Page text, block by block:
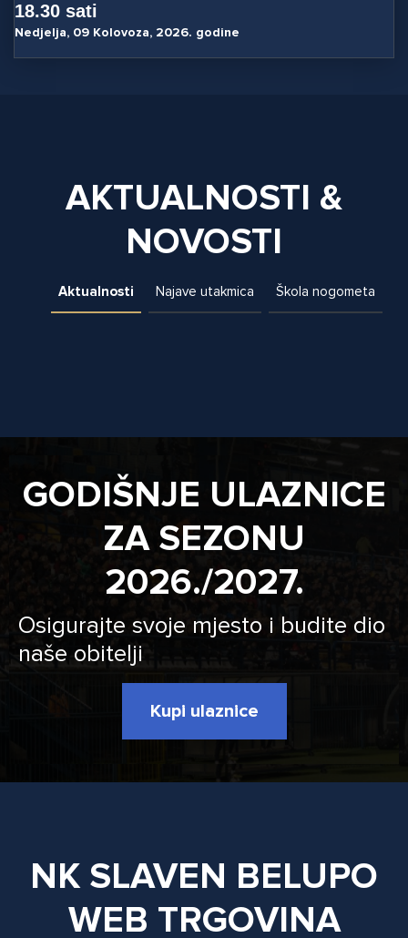
18.30 sati
Nedjelja, 09 Kolovoza, 2026. godine
AKTUALNOSTI &
NOVOSTI
Aktualnosti Najave utakmica Škola nogometa
GODIŠNJE ULAZNICE
ZA SEZONU
2026./2027.
Osigurajte svoje mjesto i budite dio
naše obitelji
Kupi ulaznice
NK SLAVEN BELUPO
WEB TRGOVINA